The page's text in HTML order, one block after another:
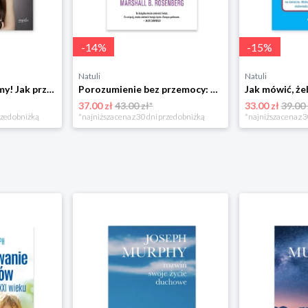
Już się nie rozumiemy! Jak przeżyć czas trzaskających drzwi Esprit
obniżką
-14%
Natuli
Porozumienie bez przemocy: o języku życia Czarna owca
37.00 zł43.00 zł*
*najniższa cena z 30 dni przed obniżką
-15%
Natuli
33.00 zł39.00
*najniższa cena z